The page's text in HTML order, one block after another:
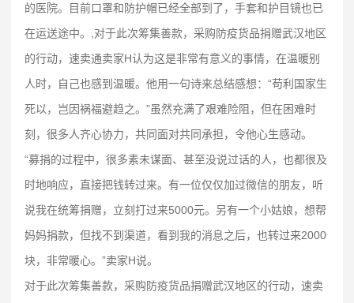
的医院。目前口罩和防护帽已经全部到了，手套和护目镜也已
在运送途中。,对于此次筹集善款，采购防疫货品捐赠武汉地区
的行动，速卖通卖家H认为这是非常有意义的事情，在温暖别
人时，自己也感到温暖。他用一句诗来总结感想：“苟利国家生
死以，岂因祸福避趋之。”虽然充满了艰难险阻，但在困难时
刻，很多人齐心协力，共同面对共同承担，令他心生感动。
“募捐的过程中，很多素未谋面、甚至没说过话的人，也都很及
时地响应，直接把钱转过来。有一位仅仅加过微信的朋友，听
说我在统筹捐赠，立刻打过来5000元。另有一个小姑娘，想帮
妈妈捐款，但找不到渠道，看到我的消息之后，也转过来2000
块，非常暖心。”卖家H说。
对于此次筹集善款，采购防疫货品捐赠武汉地区的行动，速卖